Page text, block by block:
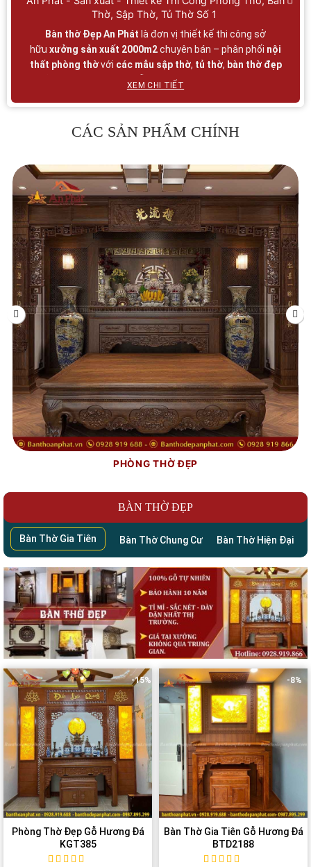
Thờ, Sập Thờ, Tủ Thờ Số 1
Bàn thờ Đẹp An Phát là đơn vị thiết kế thi công sở
hữu xưởng sản xuất 2000m2chuyên bán – phân phối nội
thất phòng thờvới các mẫu sập thờ, tủ thờ, bàn thờ đẹp
đa dạng mẫu mã, màu sắc và
gia tiên,bàn thờ chung cư,án gian thờ,… của An Phát luôn
đáp ứng xu hướng hiện đại đồng thời hội tụ mọi tiêu chuẩn
truyền thống. Tại Showroom Bàn thờ Đẹp An Phát luôn có
thờ cúng Trang trọng và ấm cúng!
XEM CHI TIẾT
CÁC SẢN PHẨM CHÍNH
PHÒNG THỜ ĐẸP
BÀN THỜ ĐẸP
Bàn Thờ Gia Tiên Bàn Thờ Chung Cư Bàn Thờ Hiện Đại
-15%
Phòng Thờ Đẹp Gỗ Hương Đá
KGT385
-8%
Bàn Thờ Gia Tiên Gỗ Hương Đá
BTD2188